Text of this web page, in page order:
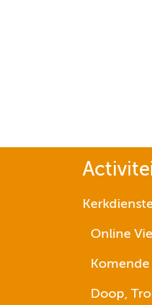
Online
Doop,